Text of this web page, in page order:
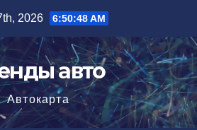
2026 6:50:48 AM
авто
Автокарта